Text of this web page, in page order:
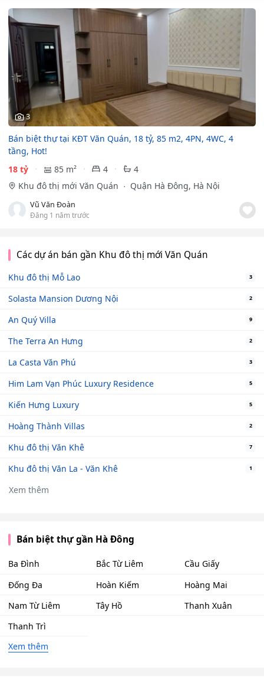
3
Bán biệt thự tại KĐT Văn Quán, 18 tỷ, 85 m2, 4PN, 4WC, 4
tầng, Hot!
18 tỷ
85 m² 4
4
Khu đô thị mới Văn Quán
Quận Hà Đông, Hà Nội
Vũ Văn Đoàn
Đăng 1 năm trước
Các dự án bán gần Khu đô thị mới Văn Quán
Khu đô thị Mỗ Lao 3
Solasta Mansion Dương Nội 2
An Quý Villa 9
The Terra An Hưng 2
La Casta Văn Phú 3
Him Lam Vạn Phúc Luxury Residence 5
Kiến Hưng Luxury 5
Hoàng Thành Villas 2
Khu đô thị Văn Khê 7
Khu đô thị Văn La - Văn Khê 1
Xem thêm
Bán biệt thự gần Hà Đông
Ba Đình Bắc Từ Liêm
Cầu Giấy
Đống Đa
Hoàn Kiếm
Hoàng Mai
Nam Từ Liêm
Tây Hồ
Thanh Xuân
Thanh Trì
Xem thêm